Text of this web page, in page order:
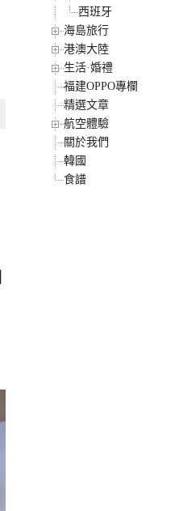
西班牙
海島旅行
港澳大陸
生活·婚禮
福建OPPO專欄
精選文章
航空體驗
關於我們
韓國
食譜